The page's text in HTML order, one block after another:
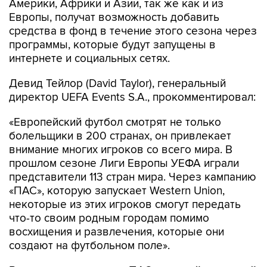
Америки, Африки и Азии, так же как и из
Европы, получат возможность добавить
средства в фонд в течение этого сезона через
программы, которые будут запущены в
интернете и социальных сетях.
Девид Тейлор (David Taylor), генеральный
директор UEFA Events S.A., прокомментировал:
«Европейский футбол смотрят не только
болельщики в 200 странах, он привлекает
внимание многих игроков со всего мира. В
прошлом сезоне Лиги Европы УЕФА играли
представители 113 стран мира. Через кампанию
«ПАС», которую запускает Western Union,
некоторые из этих игроков смогут передать
что-то своим родным городам помимо
восхищения и развлечения, которые они
создают на футбольном поле».